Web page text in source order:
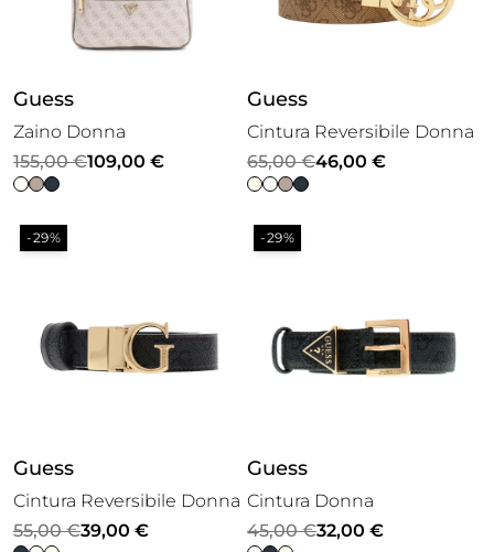
Guess
Zaino Donna
155,00€
Il
prezzo
originale
era:
109,00 €
Il
prezzo
attuale
è:
Guess
Cintura Reversibile Donna
65,00€
Il
prezzo
originale
era:
46,00 €
Il
prezzo
attuale
è:
-29%
Guess
Cintura Reversibile Donna
55,00€
Il
39,00 €
Il
-29%
Guess
Cintura Donna
45,00€
Il
32,00 €
Il